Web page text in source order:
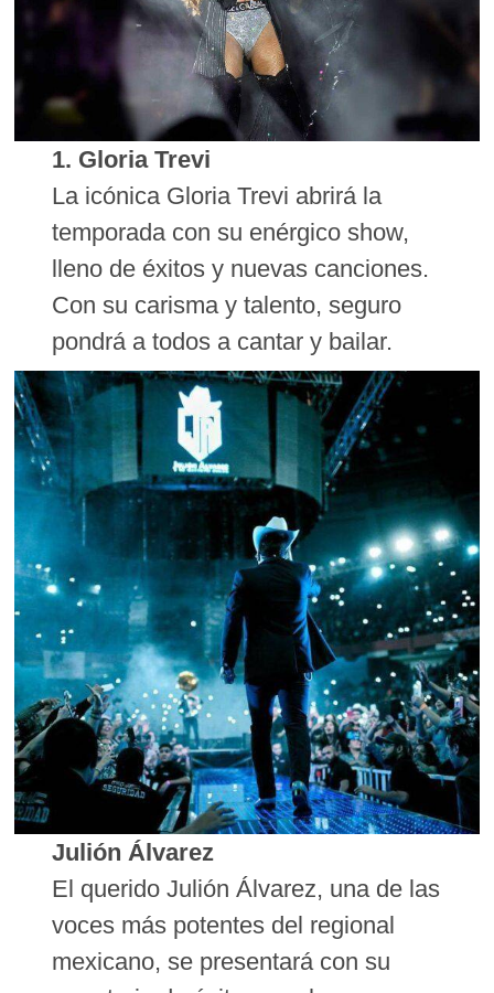
1. Gloria Trevi
La icónica Gloria Trevi abrirá la
temporada con su enérgico show,
lleno de éxitos y nuevas canciones.
Con su carisma y talento, seguro
pondrá a todos a cantar y bailar.
Julión Álvarez
El querido Julión Álvarez, una de las
voces más potentes del regional
mexicano, se presentará con su